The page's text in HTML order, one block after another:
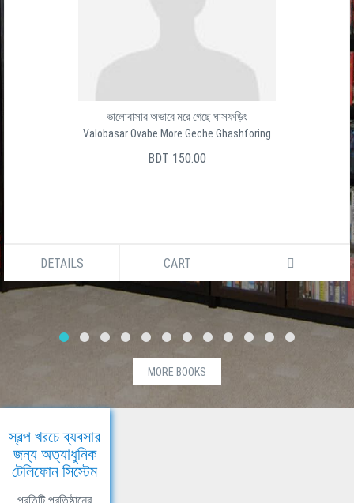
ভালোবাসার অভাবে মরে গেছে ঘাসফড়িং
Valobasar Ovabe More Geche Ghashforing
BDT 150.00
DETAILS CART
MORE BOOKS
স্বল্প খরচে ব্যবসার
জন্য অত্যাধুনিক
টেলিফোন সিস্টেম